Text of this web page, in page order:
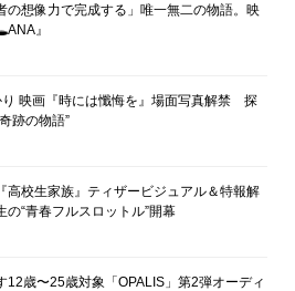
の想像力で完成する」唯一無二の物語。映
』
映画『時には懺悔を』場面写真解禁 探
跡の物語”
高校生家族』ティザービジュアル＆特報解
“青春フルスロットル”開幕
12歳〜25歳対象「OPALIS」第2弾オーディ